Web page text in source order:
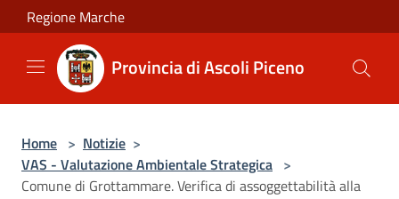
Salta al contenuto principale
Regione Marche
Provincia di Ascoli Piceno
Home > Notizie >
VAS - Valutazione Ambientale Strategica >
Comune di Grottammare. Verifica di assoggettabilità alla